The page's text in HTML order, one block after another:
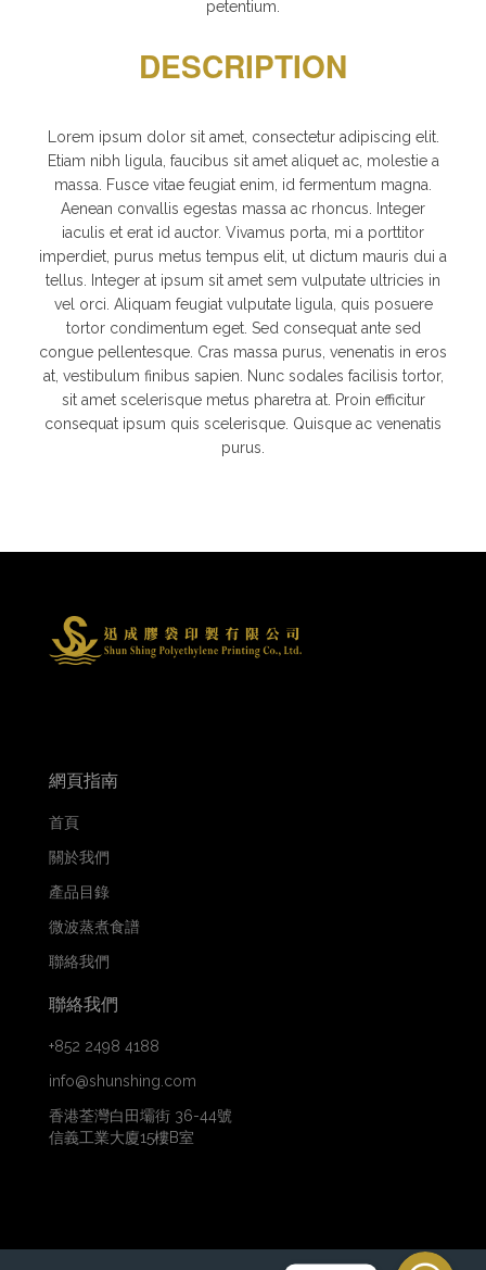
petentium.
DESCRIPTION
Lorem ipsum dolor sit amet, consectetur adipiscing elit.
Etiam nibh ligula, faucibus sit amet aliquet ac, molestie a
massa. Fusce vitae feugiat enim, id fermentum magna.
Aenean convallis egestas massa ac rhoncus. Integer
iaculis et erat id auctor. Vivamus porta, mi a porttitor
imperdiet, purus metus tempus elit, ut dictum mauris dui a
tellus. Integer at ipsum sit amet sem vulputate ultricies in
vel orci. Aliquam feugiat vulputate ligula, quis posuere
tortor condimentum eget. Sed consequat ante sed
congue pellentesque. Cras massa purus, venenatis in eros
at, vestibulum finibus sapien. Nunc sodales facilisis tortor,
sit amet scelerisque metus pharetra at. Proin efficitur
consequat ipsum quis scelerisque. Quisque ac venenatis
purus.
網頁指南
首頁
關於我們
產品目錄
微波蒸煮食譜
聯絡我們
聯絡我們
+852 2498 4188
info@shunshing.com
香港荃灣白田壩街 36-44號
信義工業大廈15樓B室
WhatsApp